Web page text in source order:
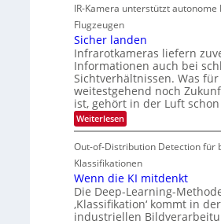
M
e
m
s
u
n
d
M
a
n
t
i
S
p
l
i
c
h
k
e
i
t
e
n
d
e
r
i
n
V
I
S
I
O
N
T
e
c
u
i
d
e
d
T
o
u
r
e
a
u
f
d
IR-Kamera unterstützt autonome
Flugzeugen
Sicher landen
Infrarotkameras liefern
Informationen auch bei
Sichtverhältnissen. Was
weitestgehend noch
ist, gehört in der Luft
Weiterlesen:
S
c
h
e
l
a
n
Out-of-Distribution Detection für
Klassifikationen
Wenn die KI mitdenkt
Die Deep-Learning-
‚Klassifikation‘ kommt in der
industriellen